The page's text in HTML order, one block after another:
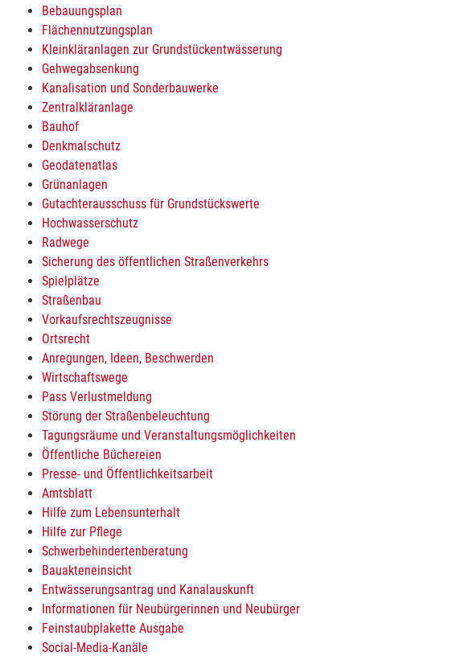
Bebauungsplan
Flächennutzungsplan
Kleinkläranlagen zur Grundstückentwässerung
Gehwegabsenkung
Kanalisation und Sonderbauwerke
Zentralkläranlage
Bauhof
Denkmalschutz
Geodatenatlas
Grünanlagen
Gutachterausschuss für Grundstückswerte
Hochwasserschutz
Radwege
Sicherung des öffentlichen Straßenverkehrs
Spielplätze
Straßenbau
Vorkaufsrechtszeugnisse
Ortsrecht
Anregungen, Ideen, Beschwerden
Wirtschaftswege
Pass Verlustmeldung
Störung der Straßenbeleuchtung
Tagungsräume und Veranstaltungsmöglichkeiten
Öffentliche Büchereien
Presse- und Öffentlichkeitsarbeit
Amtsblatt
Hilfe zum Lebensunterhalt
Hilfe zur Pflege
Schwerbehindertenberatung
Bauakteneinsicht
Entwässerungsantrag und Kanalauskunft
Informationen für Neubürgerinnen und Neubürger
Feinstaubplakette Ausgabe
Social-Media-Kanäle